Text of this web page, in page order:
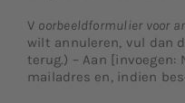
V oorbeeldformulier voor
wilt annuleren, vul dan
terug.) – Aan [invoegen:
mailadres en, indien